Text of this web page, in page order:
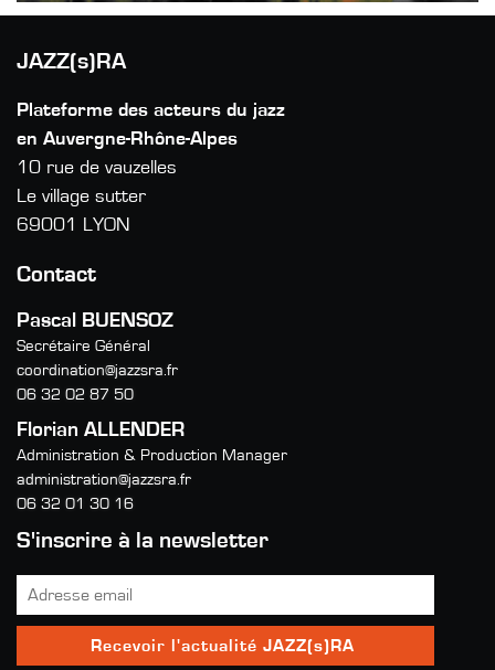
JAZZ(s)RA
Plateforme des acteurs du jazz
en Auvergne-Rhône-Alpes
10 rue de vauzelles
Le village sutter
69001 LYON
Contact
Pascal BUENSOZ
Secrétaire Général
coordination@jazzsra.fr
06 32 02 87 50
Florian ALLENDER
Administration & Production Manager
administration@jazzsra.fr
06 32 01 30 16
S'inscrire à la newsletter